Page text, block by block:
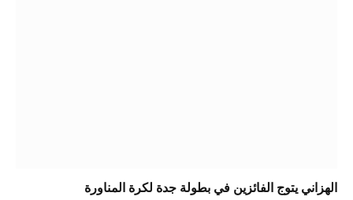
الهزاني يتوج الفائزين في بطولة جدة لكرة المناورة